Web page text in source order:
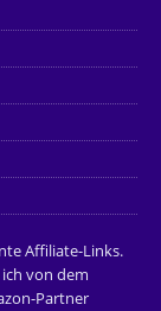
Affiliate-Links.
von dem
Partner